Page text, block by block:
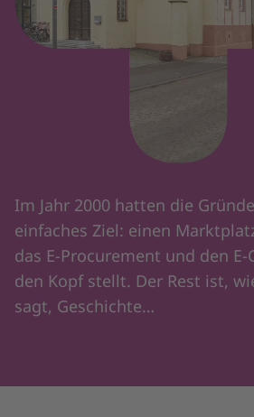
Im Jahr 2000 hatten die
einfaches Ziel: einen
das E-Procurement und den
den Kopf stellt. Der Rest ist,
sagt, Geschichte…